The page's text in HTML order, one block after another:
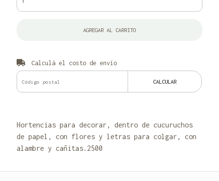
AGREGAR AL CARRITO
Calculá el costo de envío
CALCULAR
Hortencias para decorar, dentro de cucuruchos
de papel, con flores y letras para colgar, con
alambre y cañitas.2500